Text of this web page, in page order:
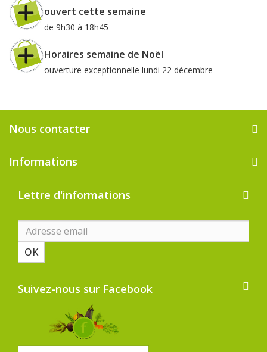
ouvert cette semaine
de 9h30 à 18h45
Horaires semaine de Noël
ouverture exceptionnelle lundi 22 décembre
Nous contacter
Informations
Lettre d'informations
OK
Suivez-nous sur Facebook